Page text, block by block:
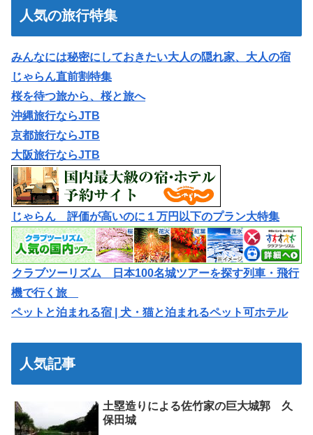
人気の旅行特集
みんなには秘密にしておきたい大人の隠れ家、大人の宿
じゃらん直前割特集
桜を待つ旅から、桜と旅へ
沖縄旅行ならJTB
京都旅行ならJTB
大阪旅行ならJTB
じゃらん 評価が高いのに１万円以下のプラン大特集
クラブツーリズム 日本100名城ツアーを探す列車・飛行
機で行く旅
ペットと泊まれる宿 | 犬・猫と泊まれるペット可ホテル
人気記事
土塁造りによる佐竹家の巨大城郭 久
保田城